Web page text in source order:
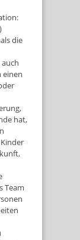
die
einen
hat,
Team